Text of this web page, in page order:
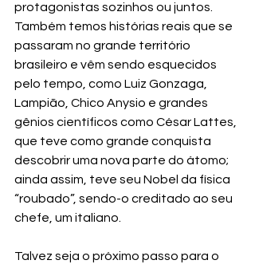
protagonistas sozinhos ou juntos.
Também temos histórias reais que se
passaram no grande território
brasileiro e vêm sendo esquecidos
pelo tempo, como Luiz Gonzaga,
Lampião, Chico Anysio e grandes
gênios científicos como César Lattes,
que teve como grande conquista
descobrir uma nova parte do átomo;
ainda assim, teve seu Nobel da física
“roubado”, sendo-o creditado ao seu
chefe, um italiano.
Talvez seja o próximo passo para o